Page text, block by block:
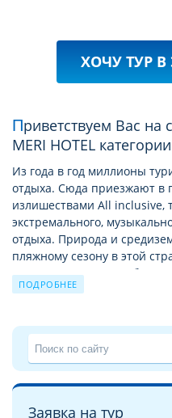
ХОЧУ ТУР В
Приветствуем Вас на странице отеля CLUB
MERI HOTEL
Из года в год миллионы
отдыха. Сюда приезжают в
излишествами All inclusive,
экстремального,
отдыха. Природа и
пляжному сезону в этой
заканчиваться в октябре. А
круглый год посещать
Подробное описание
На этой странице мы
описанием отеля CLUB
это знакомство более
ПОДРОБНЕЕ
Заявка на тур